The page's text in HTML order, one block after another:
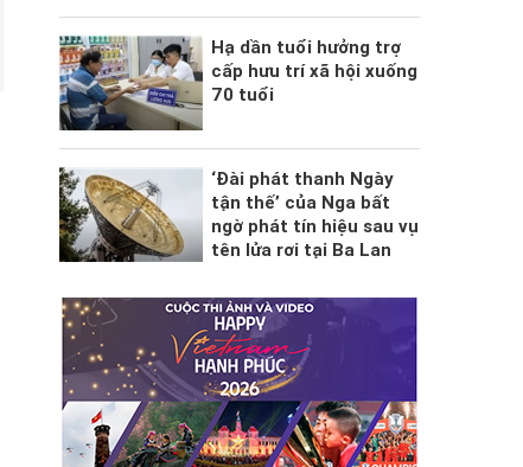
Hạ dần tuổi hưởng trợ
cấp hưu trí xã hội xuống
70 tuổi
‘Đài phát thanh Ngày
tận thế’ của Nga bất
ngờ phát tín hiệu sau vụ
tên lửa rơi tại Ba Lan